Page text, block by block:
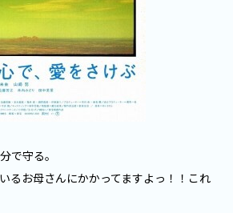
で守る。
るお母さんにかかってますよっ！！これ